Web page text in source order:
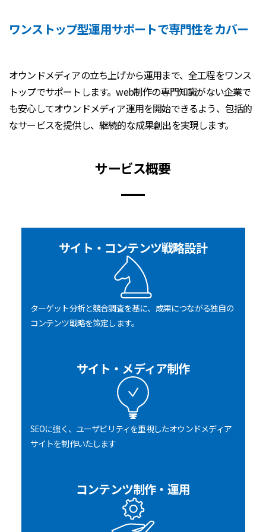
ワンストップ型運用サポートで専門性をカバー
オウンドメディアの立ち上げから運用まで、全工程をワンス
トップでサポートします。web制作の専門知識がない企業で
も安心してオウンドメディア運用を開始できるよう、包括的
なサービスを提供し、継続的な成果創出を実現します。
サービス概要
サイト・コンテンツ戦略設計
ターゲット分析と競合調査を基に、成果につながる独自の
コンテンツ戦略を策定します。
サイト・メディア制作
SEOに強く、ユーザビリティを重視したオウンドメディア
サイトを制作いたします
コンテンツ制作・運用